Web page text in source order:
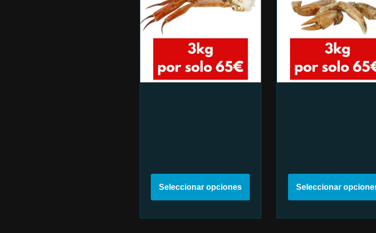
Seleccionar opciones Seleccionar